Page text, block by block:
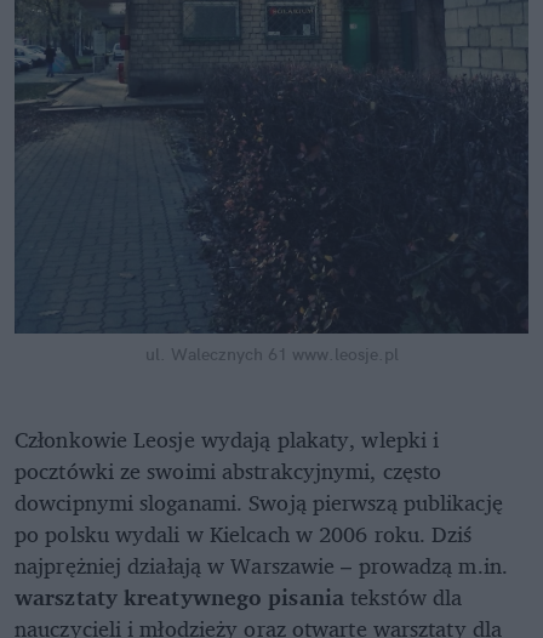
ul. Walecznych 61 www.leosje.pl
Członkowie Leosje wydają plakaty, wlepki i
pocztówki ze swoimi abstrakcyjnymi, często
dowcipnymi sloganami. Swoją pierwszą publikację
po polsku wydali w Kielcach w 2006 roku. Dziś
najprężniej działają w Warszawie – prowadzą m.in.
warsztaty kreatywnego pisaniatekstów dla
nauczycieli i młodzieży oraz otwarte warsztaty dla